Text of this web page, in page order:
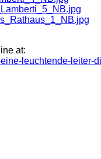
at:
leuchtende-